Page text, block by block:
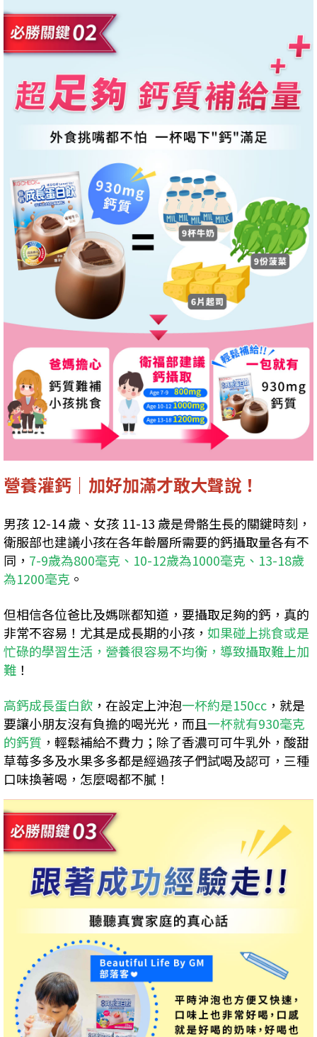
營養灌鈣｜加好加滿才敢大聲說！
男孩 12-14 歲、女孩 11-13 歲是骨骼生長的關鍵時刻，
衛服部也建議小孩在各年齡層所需要的鈣攝取量各有不
同， 7-9歲為800毫克、10-12歲為1000毫克、13-18歲
為1200毫克 。
但相信各位爸比及媽咪都知道，要攝取足夠的鈣，真的
非常不容易！尤其是成長期的小孩， 如果碰上挑食或是
忙碌的學習生活，營養很容易不均衡，導致攝取難上加
難 ！
高鈣成長蛋白飲 ，在設定上沖泡一杯約是150cc ，就是
要讓小朋友沒有負擔的喝光光，而且一杯就有930毫克
的鈣質 ，輕鬆補給不費力；除了香濃可可牛乳外，酸甜
草莓多多及水果多多都是經過孩子們試喝及認可，三種
口味換著喝，怎麼喝都不膩！